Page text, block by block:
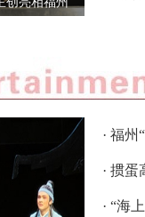
· 福州
· 掼
· “海